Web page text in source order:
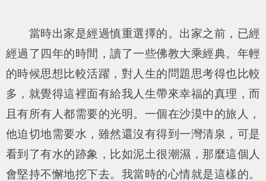
當時出家是經過慎重選擇的。出家之前，已經
經過了四年的時間，讀了一些佛教大乘經典。年輕
的時候思想比較活躍，對人生的問題思考得也比較
多，就覺得這裡面有給我人生帶來幸福的真理，而
且有所有人都需要的光明。一個在沙漠中的旅人，
他迫切地需要水，雖然還沒有得到一灣清泉，可是
看到了有水的跡象，比如泥土很潮濕，那麼這個人
會堅持不懈地挖下去。我當時的心情就是這樣的。